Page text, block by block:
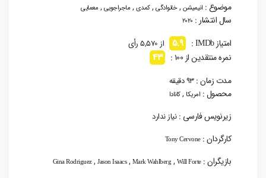
موضوع : انیمیشن ,خانوادگی ,کمدی , ماجراجویی , معمایی
سال انتشار : 2020
امتیاز IMDb : 5.9 از 5,570 رأی
نمره منتقدین از 100 : 43
مدت زمان :93 دقیقه
محصول : امریکا ,کانادا
زیرنویس فارسی :نیاز ندارد
کارگردان :Tony Cervone
بازیگران : Gina Rodriguez, Jason Isaacs, Mark Wahlberg, Will Forte